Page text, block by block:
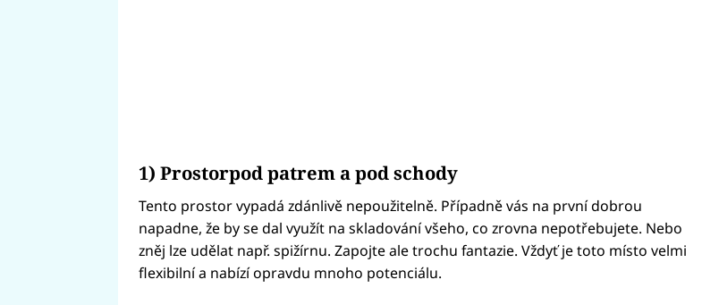
1) Prostorpod patrem a pod schody
Tento prostor vypadá zdánlivě nepoužitelně. Případně vás na první dobrou
napadne, že by se dal využít na skladování všeho, co zrovna nepotřebujete. Nebo
zněj lze udělat např. spižírnu. Zapojte ale trochu fantazie. Vždyť je toto místo velmi
flexibilní a nabízí opravdu mnoho potenciálu.